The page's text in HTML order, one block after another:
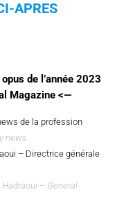
APRES
de l’année 2023
Magazine <—
de la profession
news
– Directrice générale
Hadraoui – General